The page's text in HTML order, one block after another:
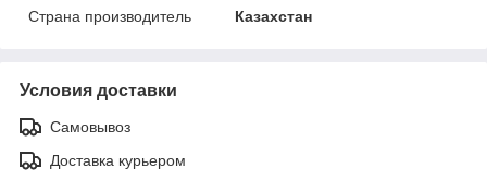
Страна производитель
Казахстан
Условия доставки
Самовывоз
Доставка курьером